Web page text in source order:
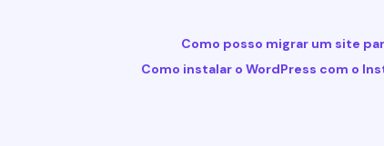
Como posso migrar um site
Como instalar o WordPress com o